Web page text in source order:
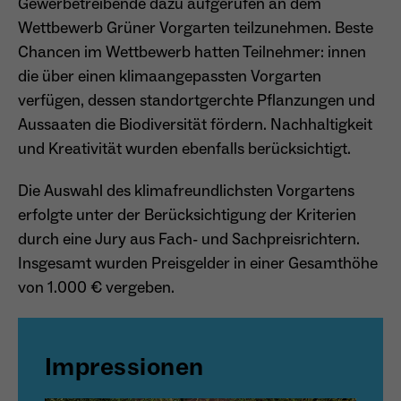
Anbieter Session Cookies
Laufzeit
Sessio-Cookie wird beim Schliessen der
Zweck
PHPs Standard Sitzungs-Identifikation
(Formulare).
Laufzeit
Anbieter Matomo
Laufzeit 13 Monate
Zweck
Dient zur anonymen Wiedererkennung eines
Besuchers.
Name _pk_ses*
Anbieter Matomo
Laufzeit 30 Minuten
Aktivierung Mehrsprachigkeit
Diese Cookies ermöglichen die automatische Übersetzung
der Website-Inhalte durch GTranslate.
Name googtrans
Zweck
Speichert die vom Nutzer gewählte Sprache
für die automatische Übersetzung der
Website.
Cookie-Informationen anzeigen
Wettbewerb Grüner Vorgarten teilzunehmen. Beste
Chancen im Wettbewerb hatten Teilnehmer: innen
die über einen klimaangepassten Vorgarten
verfügen, dessen standortgerchte Pflanzungen und
Aussaaten die Biodiversität fördern. Nachhaltigkeit
und Kreativität wurden ebenfalls berücksichtigt.
Die Auswahl des klimafreundlichsten Vorgartens
erfolgte unter der Berücksichtigung der Kriterien
durch eine Jury aus Fach- und Sachpreisrichtern.
Insgesamt wurden Preisgelder in einer Gesamthöhe
von 1.000 € vergeben.
Impressionen